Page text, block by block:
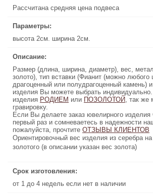
Рассчитана средняя цена подвеса
Параметры:
высота 2см. ширина 2см.
Описание:
Размер (длина, ширина, диаметр), вес,
золото), тип вставки (Фианит (можно любого
драгоценный или полудрагоценный камень)
изделия Вы можете выбрать
изделия РОДИЕМ или ПОЗОЛОТОЙ, так же
гравировку.
Если Вы делаете заказ ювелирного изделия
первый раз и сомневаетесь в надежности
пожалуйста, прочтите ОТЗЫВЫ КЛИЕНТОВ
Ориентировочный вес изделия из серебра
золотого (в описании указан вес золота)
Срок изготовления:
от 1 до 4 недель если нет в наличии
Рассчитана
Размер (длина, ширина, диаметр),
золото), тип вставки (Фианит (можно
драгоценный или полудрагоценный камень)
изделия Вы можете выбрать
ПОЗОЛОТОЙ
, так же можно сделать
Если Вы делаете заказ ювелирного
первый раз и сомневаетесь в
ОТЗЫВЫ КЛИЕНТОВ
Ориентировочный вес изделия из серебра
золотого (в
от 1 до 4 недель